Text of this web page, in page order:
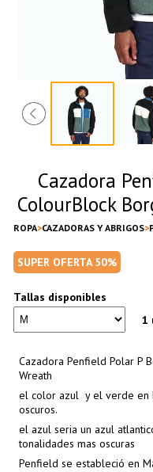
Cazadora
ColourBlock
ROPA CAZADORAS Y ABRIGOS
SUPER OFERTA 50%
Tallas disponibles
1
Cazadora Penfield Polar P
Wreath
el color azul y el verde en
oscuros.
el azul seria un azul
tonalidades mas oscuras
Penfield se estableció en